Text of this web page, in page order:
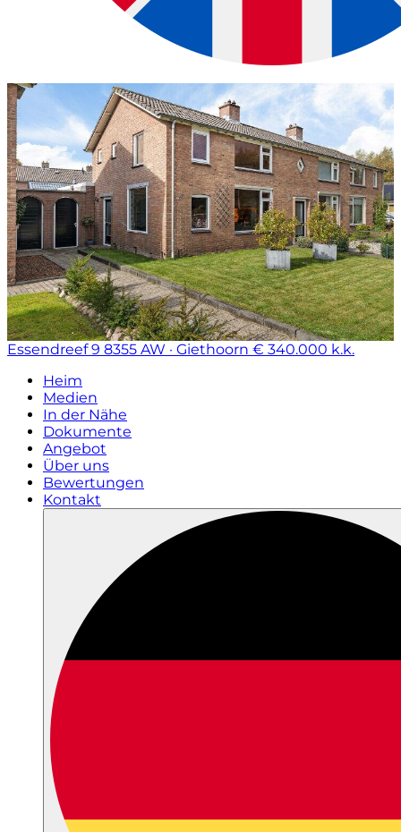
Essendreef 9 8355 AW · Giethoorn € 340.000 k.k.
Heim
Medien
In der Nähe
Dokumente
Angebot
Über uns
Bewertungen
Kontakt